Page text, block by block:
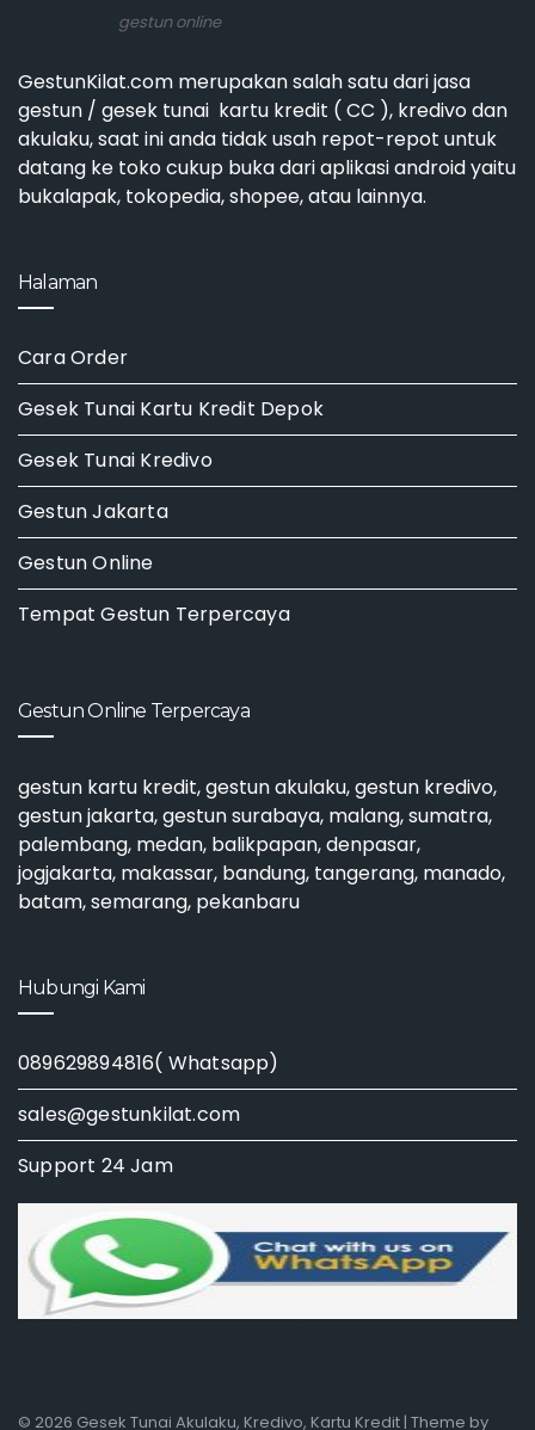
gestun online
GestunKilat.com merupakan salah satu dari jasa
gestun / gesek tunai kartu kredit ( CC ), kredivo dan
akulaku, saat ini anda tidak usah repot-repot untuk
datang ke toko cukup buka dari aplikasi android yaitu
bukalapak, tokopedia, shopee, atau lainnya.
Halaman
Cara Order
Gesek Tunai Kartu Kredit Depok
Gesek Tunai Kredivo
Gestun Jakarta
Gestun Online
Tempat Gestun Terpercaya
Gestun Online Terpercaya
gestun kartu kredit,gestun akulaku,gestun kredivo,
gestun jakarta,gestun surabaya, malang, sumatra,
palembang, medan, balikpapan, denpasar,
jogjakarta, makassar, bandung, tangerang, manado,
batam, semarang, pekanbaru
Hubungi Kami
089629894816( Whatsapp)
sales@gestunkilat.com
Support 24 Jam
© 2026 Gesek Tunai Akulaku, Kredivo, Kartu Kredit | Theme by